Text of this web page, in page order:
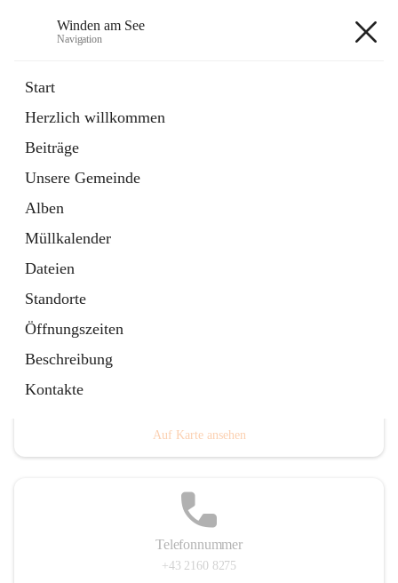
Winden am See
Navigation
Start
Herzlich willkommen
Beiträge
Unsere Gemeinde
Alben
Müllkalender
Dateien
Standorte
Öffnungszeiten
Beschreibung
Kontakte
Externe Webseite
in
Tab
Bebauungsplan
öffnet
in
neuem
Tab
Auf Karte ansehen
Telefonnummer
+43 2160 8275